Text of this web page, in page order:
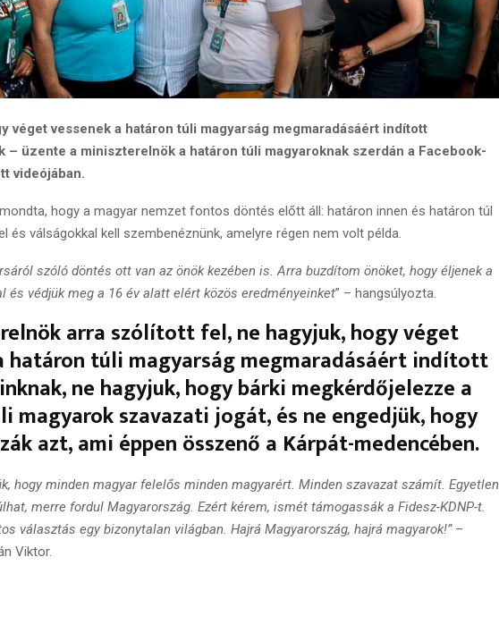
véget vessenek a határon túli magyarság megmaradásáért indított
– üzente a miniszterelnök a határon túli magyaroknak szerdán a Facebook-
videójában.
hogy a magyar nemzet fontos döntés előtt áll: határon innen és határon túl
és válságokkal kell szembenéznünk, amelyre régen nem volt példa.
szóló döntés ott van az önök kezében is. Arra buzdítom önöket, hogy éljenek a
és védjük meg a 16 év alatt elért közös eredményeinket” – hangsúlyozta.
arra szólított fel, ne hagyjuk, hogy véget
határon túli magyarság megmaradásáért indított
ne hagyjuk, hogy bárki megkérdőjelezze a
magyarok szavazati jogát, és ne engedjük, hogy
azt, ami éppen összenő a Kárpát-medencében.
hogy minden magyar felelős minden magyarért. Minden szavazat számít. Egyetlen
merre fordul Magyarország. Ezért kérem, ismét támogassák a Fidesz-KDNP-t.
választás egy bizonytalan világban. Hajrá Magyarország, hajrá magyarok!”–
Viktor.